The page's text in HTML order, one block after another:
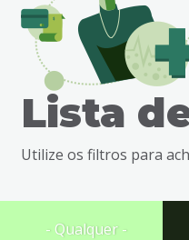
busca
Ir
Lista
Utilize os filtros para
- Qualquer -